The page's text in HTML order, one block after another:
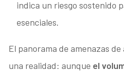
indica un riesgo sostenido
esenciales.
El panorama de amenazas
una realidad: aunque el